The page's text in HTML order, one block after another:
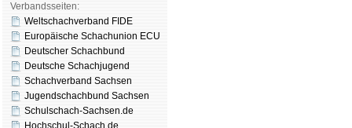
Verbandsseiten:
Weltschachverband FIDE
Europäische Schachunion ECU
Deutscher Schachbund
Deutsche Schachjugend
Schachverband Sachsen
Jugendschachbund Sachsen
Schulschach-Sachsen.de
Hochschul-Schach.de